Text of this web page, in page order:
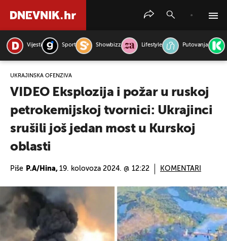
Vijesti Sport Showbizz Lifestyle Putovanja
UKRAJINSKA OFENZIVA
VIDEO Eksplozija i požar u ruskoj
petrokemijskoj tvornici: Ukrajinci
srušili još jedan most u Kurskoj
oblasti
Piše P.A/Hina, 19. kolovoza 2024. @ 12:22 KOMENTARI
PRETRAŽITE VIJESTI